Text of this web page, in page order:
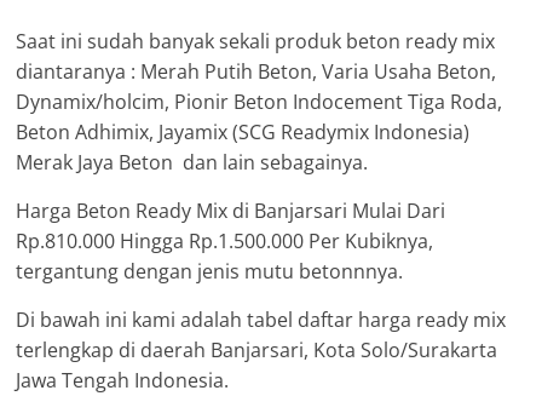
Saat ini sudah banyak sekali produk beton ready mix
diantaranya : Merah Putih Beton, Varia Usaha Beton,
Dynamix/holcim, Pionir Beton Indocement Tiga Roda,
Beton Adhimix, Jayamix (SCG Readymix Indonesia)
Merak Jaya Beton dan lain sebagainya.
Harga Beton Ready Mix di Banjarsari Mulai Dari
Rp.810.000 Hingga Rp.1.500.000 Per Kubiknya,
tergantung dengan jenis mutu betonnnya.
Di bawah ini kami adalah tabel daftar harga ready mix
terlengkap di daerah Banjarsari, Kota Solo/Surakarta
Jawa Tengah Indonesia.